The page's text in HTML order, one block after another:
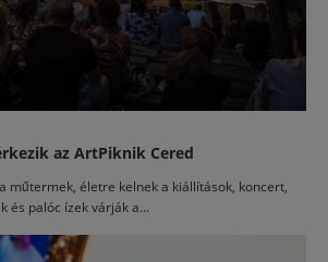
az ArtPiknik Cered
műtermek, életre kelnek a kiállítások, koncert,
és palóc ízek várják a...